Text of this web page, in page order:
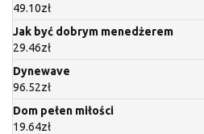
49.10zł
Jak być dobrym menedżerem
29.46zł
Dynewave
96.52zł
Dom pełen miłości
19.64zł